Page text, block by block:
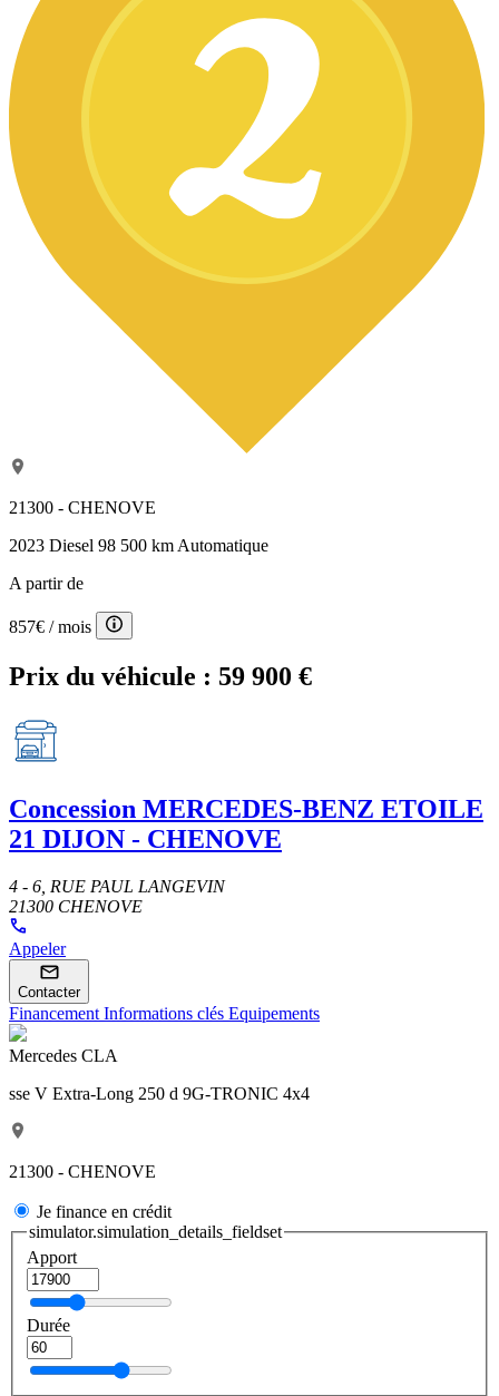
21300 - CHENOVE
2023 Diesel 98 500 km Automatique
A partir de
857€ / mois
Prix du véhicule : 59 900 €
Concession MERCEDES-BENZ ETOILE
21 DIJON - CHENOVE
4 - 6, RUE PAUL LANGEVIN
21300 CHENOVE
Appeler
Contacter
Financement Informations clés Equipements
Mercedes CLA
sse V Extra-Long 250 d 9G-TRONIC 4x4
21300 - CHENOVE
Je finance en crédit
simulator.simulation_details_fieldset
Apport
Durée